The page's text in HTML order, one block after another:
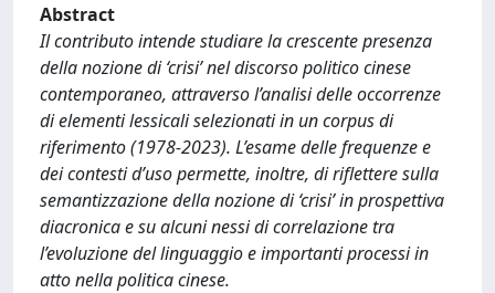
Abstract
Il contributo intende studiare la crescente presenza
della nozione di ‘crisi’ nel discorso politico cinese
contemporaneo, attraverso l’analisi delle occorrenze
di elementi lessicali selezionati in un corpus di
riferimento (1978-2023). L’esame delle frequenze e
dei contesti d’uso permette, inoltre, di riflettere sulla
semantizzazione della nozione di ‘crisi’ in prospettiva
diacronica e su alcuni nessi di correlazione tra
l’evoluzione del linguaggio e importanti processi in
atto nella politica cinese.